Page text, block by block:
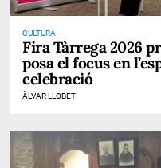
CULTURA
Fira Tàrrega 2026
posa el focus en
celebració
ÀLVAR LLOBET